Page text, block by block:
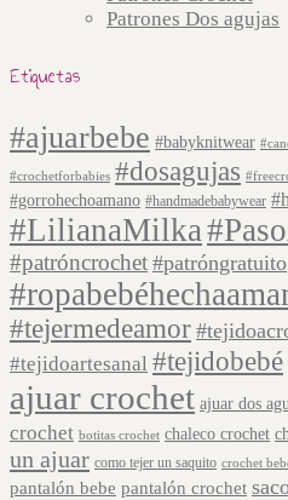
Patrones Dos agujas
Etiquetas
#ajuarbebe #babyknitwear
#crochetforbabies #dosagujas
#gorrohechoamano #handmadebabywear
#LilianaMilka
#patróncrochet #patróngratuito
#tejermedeamor
#tejidoartesanal #tejidobebé
ajuar crochet ajuar dos
crochet botitas crochet chaleco crochet
un ajuar como tejer un saquito crochet
pantalón bebe pantalón crochet